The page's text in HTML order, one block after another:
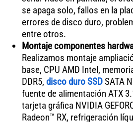
se apaga solo, fallos en la
errores de disco duro,
entre otros.
Montaje componentes
Realizamos montaje
base, CPU AMD Intel,
DDR5, disco duro SSDSATA
fuente de alimentación ATX
tarjeta gráfica NVIDIA
Radeon™ RX, refrigeración